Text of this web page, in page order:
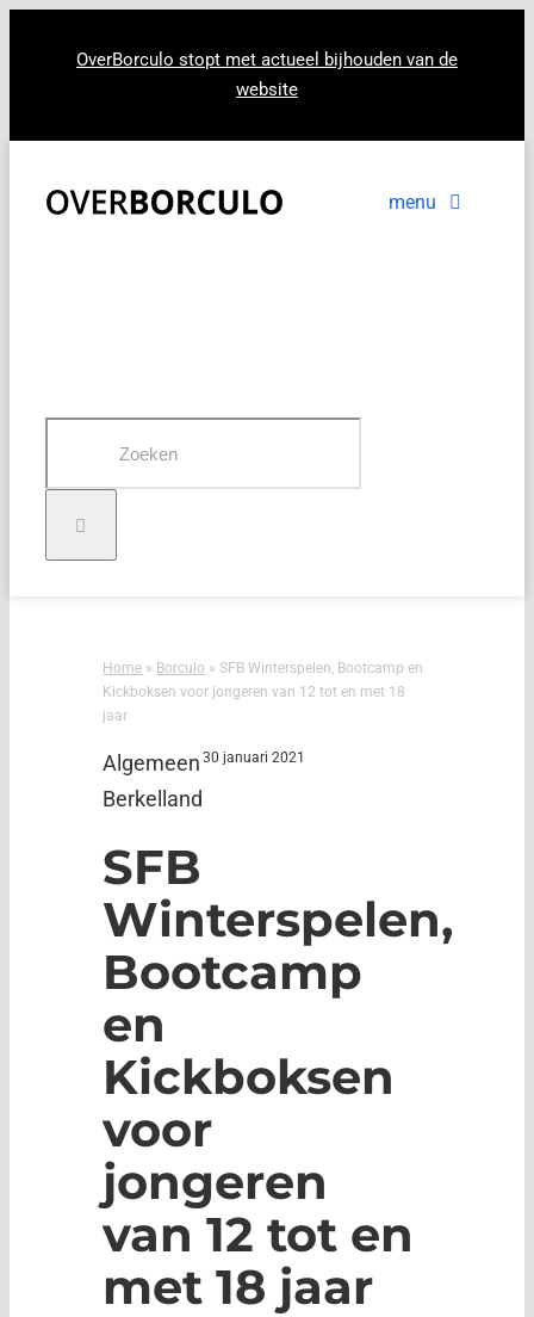
OverBorculo stopt met actueel bijhouden van de
website
menu
Home » Borculo »SFB Winterspelen, Bootcamp en
Kickboksen voor jongeren van 12 tot en met 18
jaar
Algemeen
Berkelland
30 januari 2021
SFB
Winterspelen,
Bootcamp
en
Kickboksen
voor
jongeren
van 12 tot en
met 18 jaar